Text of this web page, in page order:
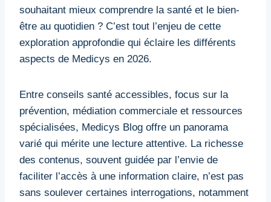
souhaitant mieux comprendre la santé et le bien-
être au quotidien ? C’est tout l’enjeu de cette
exploration approfondie qui éclaire les différents
aspects de Medicys en 2026.
Entre conseils santé accessibles, focus sur la
prévention, médiation commerciale et ressources
spécialisées, Medicys Blog offre un panorama
varié qui mérite une lecture attentive. La richesse
des contenus, souvent guidée par l’envie de
faciliter l’accès à une information claire, n’est pas
sans soulever certaines interrogations, notamment